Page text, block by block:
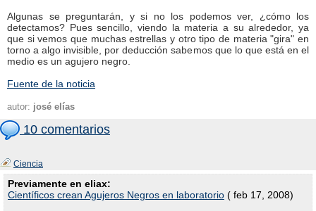
Algunas se preguntarán, y si no los podemos ver, ¿cómo los
detectamos? Pues sencillo, viendo la materia a su alrededor, ya
que si vemos que muchas estrellas y otro tipo de materia "gira" en
torno a algo invisible, por deducción sabemos que lo que está en el
medio es un agujero negro.
Fuente de la noticia
autor: josé elías
10 comentarios
Ciencia
Previamente en eliax:
Científicos crean Agujeros Negros en laboratorio ( feb 17, 2008)